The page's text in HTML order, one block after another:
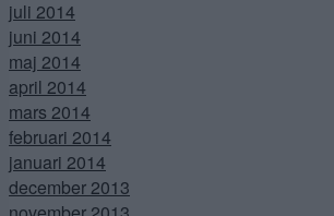
juli 2014
juni 2014
maj 2014
april 2014
mars 2014
februari 2014
januari 2014
december 2013